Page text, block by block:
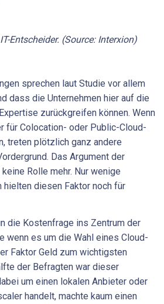
Entscheider. (Source: Interxion)
sprechen laut Studie vor allem
dass die Unternehmen hier auf die
zurückgreifen können. Wenn
für Colocation- oder Public-Cloud-
treten plötzlich ganz andere
Das Argument der
Rolle mehr. Nur wenige
diesen Faktor noch für
die Kostenfrage ins Zentrum der
wenn es um die Wahl eines Cloud-
Faktor Geld zum wichtigsten
der Befragten war dieser
um einen lokalen Anbieter oder
handelt, machte kaum einen